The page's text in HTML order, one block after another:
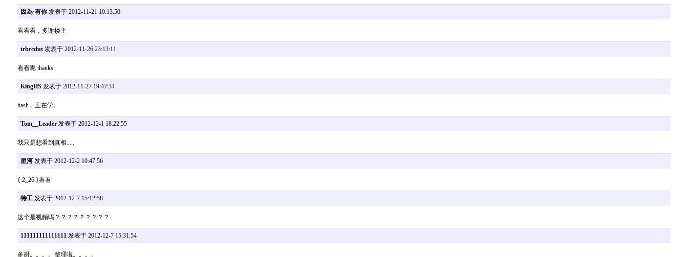
因為·有你发表于 2012-11-21 10:13:50
看看看，多谢楼主
trbrcdut发表于 2012-11-26 23:13:11
看看呢 thanks
KingHS发表于 2012-11-27 19:47:34
hash，正在学。
Tom__Leader发表于 2012-12-1 18:22:55
我只是想看到真相.....
星河发表于 2012-12-2 10:47:56
{:2_26:}看看
特工发表于 2012-12-7 15:12:58
这个是视频吗？？？？？？？？？
111111111111111发表于 2012-12-7 15:31:54
多谢。。。。整理啦。。。。